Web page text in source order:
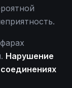
Нарушение